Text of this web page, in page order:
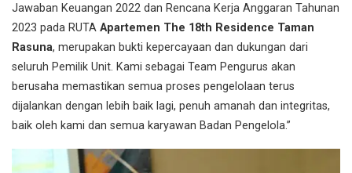
Jawaban Keuangan 2022 dan Rencana Kerja Anggaran Tahunan
2023 pada RUTA Apartemen The 18th Residence Taman
Rasuna, merupakan bukti kepercayaan dan dukungan dari
seluruh Pemilik Unit. Kami sebagai Team Pengurus akan
berusaha memastikan semua proses pengelolaan terus
dijalankan dengan lebih baik lagi, penuh amanah dan integritas,
baik oleh kami dan semua karyawan Badan Pengelola.”